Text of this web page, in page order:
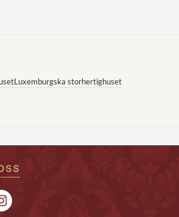
Luxemburgska storhertighuset